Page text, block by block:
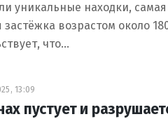
уникальные находки,
возрастом около
что…
13:09
пустует и